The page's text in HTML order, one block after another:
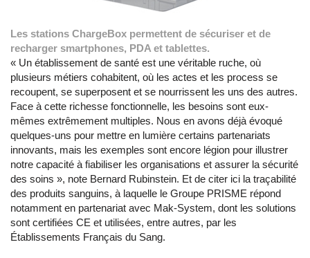
Les stations ChargeBox permettent de sécuriser et de
recharger smartphones, PDA et tablettes.
« Un établissement de santé est une véritable ruche, où
plusieurs métiers cohabitent, où les actes et les process se
recoupent, se superposent et se nourrissent les uns des autres.
Face à cette richesse fonctionnelle, les besoins sont eux-
mêmes extrêmement multiples. Nous en avons déjà évoqué
quelques-uns pour mettre en lumière certains partenariats
innovants, mais les exemples sont encore légion pour illustrer
notre capacité à fiabiliser les organisations et assurer la sécurité
des soins », note Bernard Rubinstein. Et de citer ici la traçabilité
des produits sanguins, à laquelle le Groupe PRISME répond
notamment en partenariat avec Mak-System, dont les solutions
sont certifiées CE et utilisées, entre autres, par les
Établissements Français du Sang.